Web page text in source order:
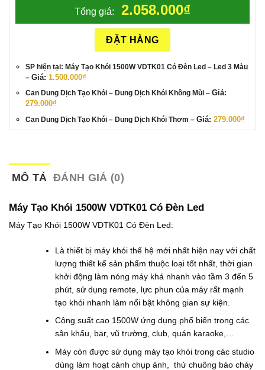
Tổng giá: 2.058.000₫
ĐẶT HÀNG
SP hiện tại: Máy Tạo Khói 1500W VDTK01 Có Đèn Led – Led 3 Màu
– Giá: 1.500.000₫
Can Dung Dịch Tạo Khói – Dung Dịch Khói Không Mùi– Giá:
279.000₫
Can Dung Dịch Tạo Khói – Dung Dịch Khói Thơm – Giá: 279.000₫
MÔ TẢ ĐÁNH GIÁ (0)
Máy Tạo Khói 1500W VDTK01 Có Đèn Led
Máy Tạo Khói 1500W VDTK01 Có Đèn Led:
Là thiết bị máy khói thế hệ mới nhất hiện nay với chất
lượng thiết kế sản phẩm thuộc loại tốt nhất, thời gian
khởi động làm nóng máy khá nhanh vào tầm 3 đến 5
phút, sử dụng remote, lực phun của máy rất mạnh
tạo khói nhanh làm nổi bật không gian sự kiện.
Công suất cao 1500W ứng dụng phổ biến trong các
sân khấu, bar, vũ trường, club, quán karaoke,…
Máy còn được sử dụng máy tạo khói trong các studio
dùng làm hoạt cảnh chụp ảnh, thử chuông báo cháy